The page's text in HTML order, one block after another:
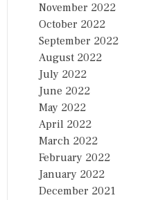
November 2022
October 2022
September 2022
August 2022
July 2022
June 2022
May 2022
April 2022
March 2022
February 2022
January 2022
December 2021